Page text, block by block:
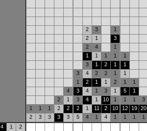
2
3 1
2
1 3
2
4 1
1
1 1 1 1
3
1 2 1 1
3
4 2 2 1 1
1
2 1 1 2 1 1
4
3 4 1 3 1 5 1
2
1 3 4 1 10 1 1 1 3
1
1 1 2 2 2 1 11 2 10 12 19 20
2
3 3 3 3 5 4 1 4 1 1 1 1
4 1
2